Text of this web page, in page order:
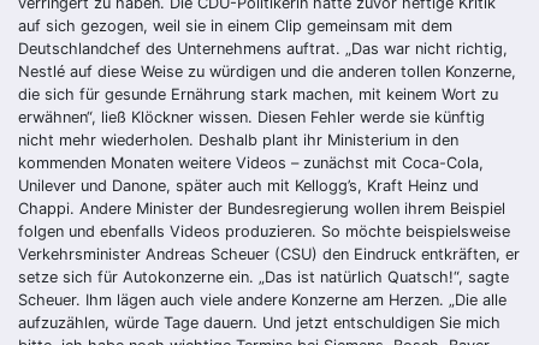
auf sich gezogen, weil sie in einem Clip gemeinsam mit dem
Deutschlandchef des Unternehmens auftrat. „Das war nicht richtig,
Nestlé auf diese Weise zu würdigen und die anderen tollen Konzerne,
die sich für gesunde Ernährung stark machen, mit keinem Wort zu
erwähnen“, ließ Klöckner wissen. Diesen Fehler werde sie künftig
nicht mehr wiederholen. Deshalb plant ihr Ministerium in den
kommenden Monaten weitere Videos – zunächst mit Coca-Cola,
Unilever und Danone, später auch mit Kellogg’s, Kraft Heinz und
Chappi. Andere Minister der Bundesregierung wollen ihrem Beispiel
folgen und ebenfalls Videos produzieren. So möchte beispielsweise
Verkehrsminister Andreas Scheuer (CSU) den Eindruck entkräften, er
setze sich für Autokonzerne ein. „Das ist natürlich Quatsch!“, sagte
Scheuer. Ihm lägen auch viele andere Konzerne am Herzen. „Die alle
aufzuzählen, würde Tage dauern. Und jetzt entschuldigen Sie mich